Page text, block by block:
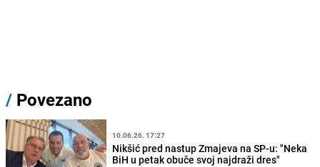
/ Povezano
10.06.26. 17:27
Nikšić pred nastup Zmajeva na SP-u: "Neka
BiH u petak obuče svoj najdraži dres"